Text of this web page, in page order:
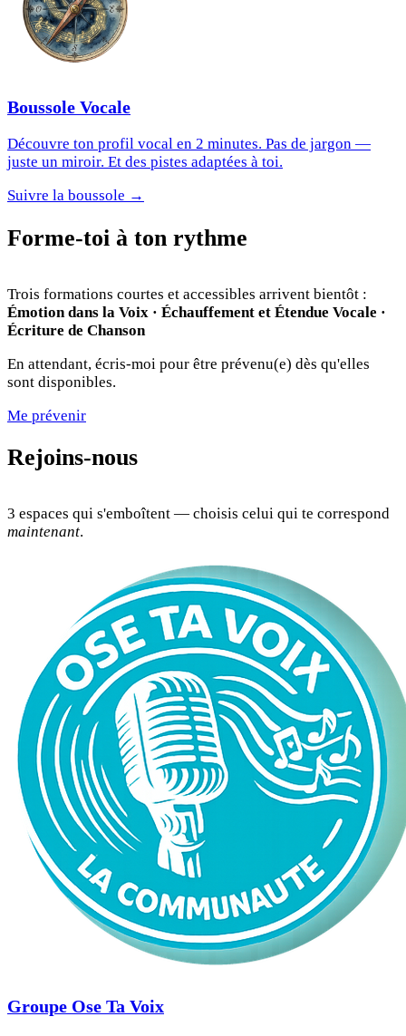
Boussole Vocale
Découvre ton profil vocal en 2 minutes. Pas de jargon —
juste un miroir. Et des pistes adaptées à toi.
Suivre la boussole →
Forme-toi à ton rythme
Trois formations courtes et accessibles arrivent bientôt :
Émotion dans la Voix · Échauffement et Étendue Vocale ·
Écriture de Chanson
En attendant, écris-moi pour être prévenu(e) dès qu'elles
sont disponibles.
Me prévenir
Rejoins-nous
3 espaces qui s'emboîtent — choisis celui qui te correspond
maintenant.
Groupe Ose Ta Voix